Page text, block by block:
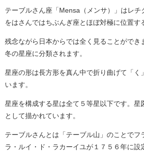
テーブルさん座「Mensa（メンサ）」はレチ
をはさんではちぶんぎ座とほぼ対極に位置す
残念ながら日本からでは全く見ることができ
冬の星座に分類されます。
星座の形は長方形を真ん中で折り曲げて「く
います。
星座を構成する星は全て５等星以下です。星
として描かれています。
テーブルさんとは「テーブル山」のことでフ
ラ・ルイ・ド・ラカーイユが１７５６年に設